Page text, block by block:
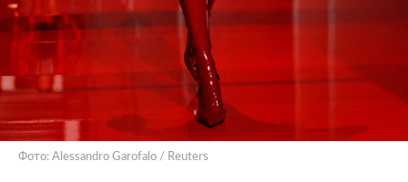
Фото: Alessandro Garofalo / Reuters